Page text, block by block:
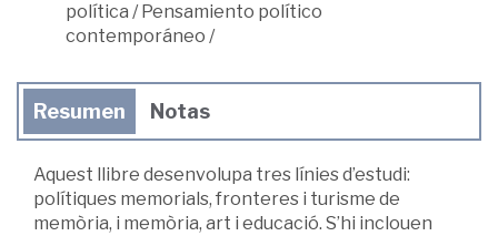
política /Pensamiento político
contemporáneo /
Resumen Notas
Aquest llibre desenvolupa tres línies d’estudi:
polítiques memorials, fronteres i turisme de
memòria, i memòria, art i educació. S’hi inclouen